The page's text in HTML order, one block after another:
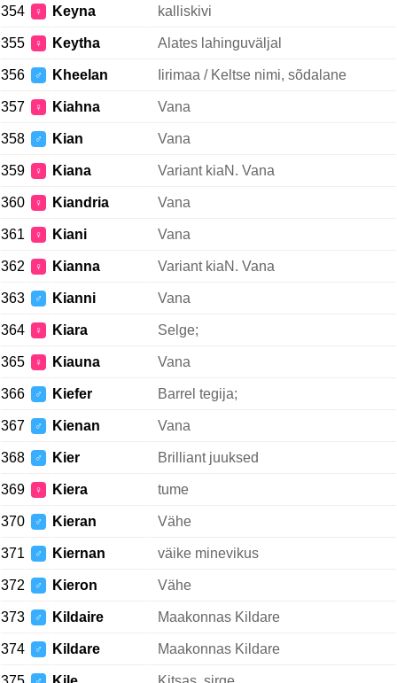
354 ♀ Keyna kalliskivi
355 ♀ Keytha Alates lahinguväljal
356 ♂ Kheelan Iirimaa / Keltse nimi, sõdalane
357 ♀ Kiahna Vana
358 ♂ Kian Vana
359 ♀ Kiana Variant kiaN. Vana
360 ♀ Kiandria Vana
361 ♀ Kiani Vana
362 ♀ Kianna Variant kiaN. Vana
363 ♂ Kianni Vana
364 ♀ Kiara Selge;
365 ♀ Kiauna Vana
366 ♂ Kiefer Barrel tegija;
367 ♂ Kienan Vana
368 ♂ Kier Brilliant juuksed
369 ♀ Kiera tume
370 ♂ Kieran Vähe
371 ♂ Kiernan väike minevikus
372 ♂ Kieron Vähe
373 ♂ Kildaire Maakonnas Kildare
374 ♂ Kildare Maakonnas Kildare